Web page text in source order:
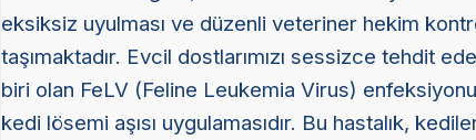
eksiksiz uyulması ve düzenli veteriner hekim
taşımaktadır. Evcil dostlarımızı sessizce tehdit
biri olan FeLV (Feline Leukemia Virus)
kedi lösemi aşısı uygulamasıdır. Bu hastalık,